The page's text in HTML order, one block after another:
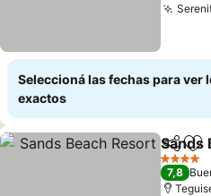
Seleccioná las fechas para ver
exactos
Sands
4 Estrellas
7,8